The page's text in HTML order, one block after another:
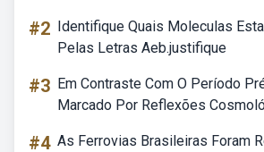
#2 Identifique Quais Moleculas
Pelas Letras Aeb.justifique
#3 Em Contraste Com O Período
Marcado Por Reflexões
#4 As Ferrovias Brasileiras Foram